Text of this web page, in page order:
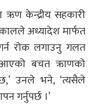
ऋण केन्द्रीय सहकारी
अध्यादेश मार्फत
रोक लगाउनु गलत
आएको बचत ऋाणको
उनले भने, ‘त्यसैले
गर्नुपर्छ ।’